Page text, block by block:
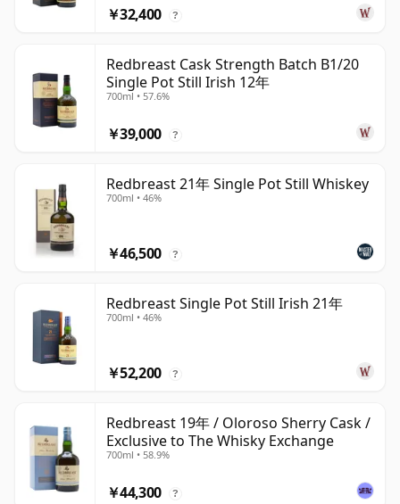
￥32,400 ?
Redbreast Cask Strength Batch B1/20
Single Pot Still Irish 12年
700ml • 57.6%
￥39,000 ?
Redbreast 21年 Single Pot Still Whiskey
700ml • 46%
￥46,500 ?
Redbreast Single Pot Still Irish 21年
700ml • 46%
￥52,200 ?
Redbreast 19年 / Oloroso Sherry Cask /
Exclusive to The Whisky Exchange
700ml • 58.9%
￥44,300 ?